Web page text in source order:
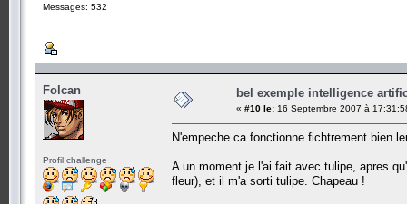
Messages: 532
Folcan
Profil challenge
bel exemple intelligence
« #10 le: 16 Septembre 2007 à
N'empeche ca fonctionne fichtrement bien
A un moment je l'ai fait avec tulipe, apres
fleur), et il m'a sorti tulipe. Chapeau !